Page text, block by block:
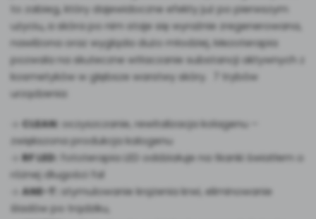
to zabieg, który dajewidoczne efekty już po pierwszym
użyciu, a skóra po nim staje się wyraźnie zregenerowana,
nawilżona oraz wygląda dużo młodziej Mezoterapia
pozwala na skuteczne wtłaczanie substancji aktywnych z
kosmetyków w głębsze warstwy skóry. 7 trybów
urządzenia:
CLEAN: oczyszczanie, rewitalizacja kolagenu –
zwiększona produkcja kalogenu
RF LED:
fototerapia LED oddziałuje na tkanki światłem o
różnej długości fal
ANE-T:
stymulowanie krążenia krwi, eliminowanie
śladów po trądziku,